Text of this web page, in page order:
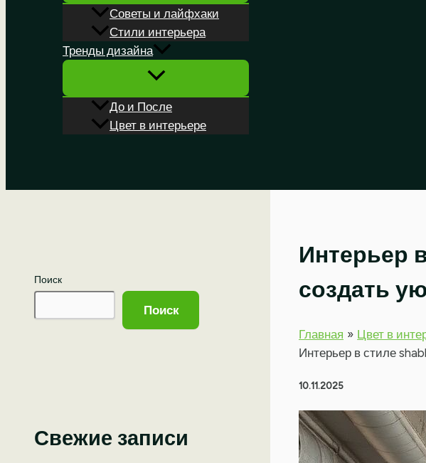
Советы и лайфхаки
Стили интерьера
Тренды дизайна
До и После
Цвет в интерьере
Поиск
Поиск
Свежие записи
Интерьер
создать
Главная
Цвет в
Интерьер в стиле
10.11.2025